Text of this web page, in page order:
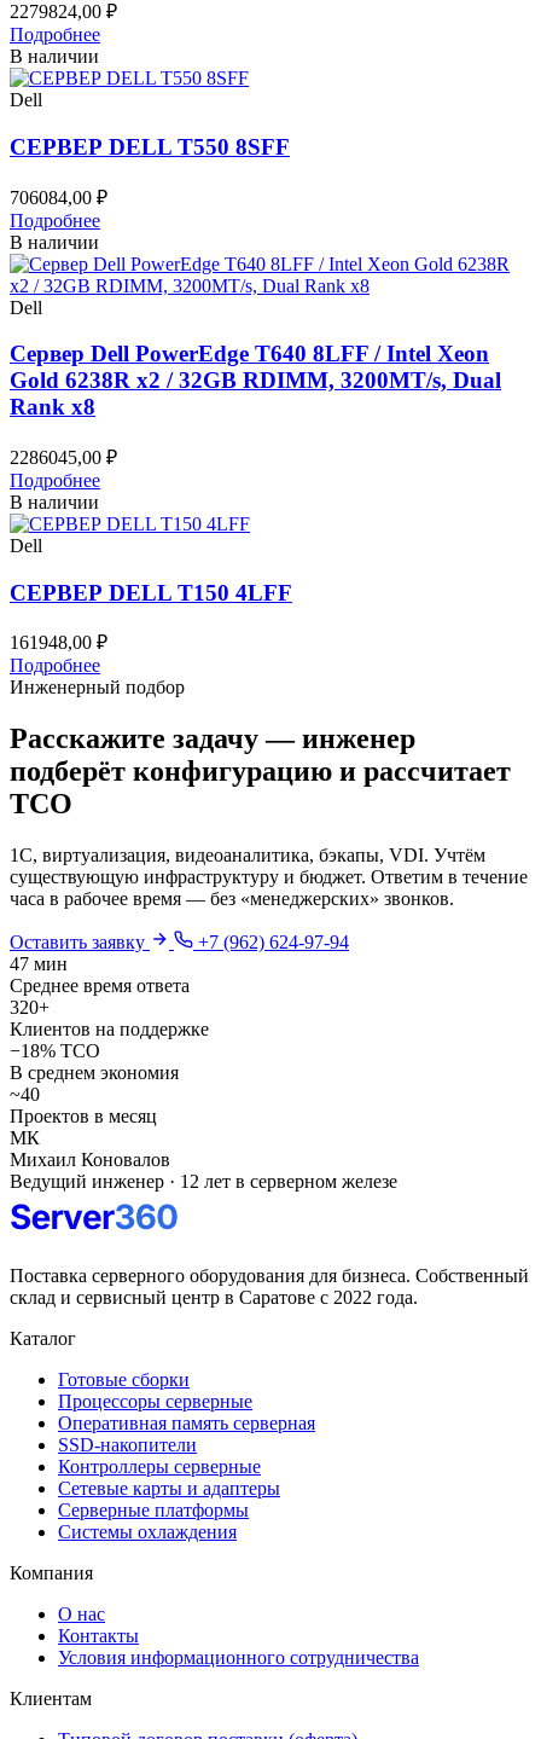
2279824,00 ₽
Подробнее
В наличии
Dell
СЕРВЕР DELL T550 8SFF
706084,00 ₽
Подробнее
В наличии
Dell
Сервер Dell PowerEdge T640 8LFF / Intel Xeon
Gold 6238R x2 / 32GB RDIMM, 3200MT/s, Dual
Rank x8
2286045,00 ₽
Подробнее
В наличии
Dell
СЕРВЕР DELL T150 4LFF
161948,00 ₽
Подробнее
Инженерный подбор
Расскажите задачу — инженер
подберёт конфигурацию и рассчитает
TCO
1С, виртуализация, видеоаналитика, бэкапы, VDI. Учтём
существующую инфраструктуру и бюджет. Ответим в течение
часа в рабочее время — без «менеджерских» звонков.
Оставить заявку
+7 (962) 624-97-94
47 мин
Среднее время ответа
320+
Клиентов на поддержке
−18% TCO
В среднем экономия
~40
Проектов в месяц
МК
Михаил Коновалов
Ведущий инженер · 12 лет в серверном железе
Поставка серверного оборудования для бизнеса. Собственный
склад и сервисный центр в Саратове с 2022 года.
Каталог
Готовые сборки
Процессоры серверные
Оперативная память серверная
SSD-накопители
Контроллеры серверные
Сетевые карты и адаптеры
Серверные платформы
Системы охлаждения
Компания
О нас
Контакты
Условия информационного сотрудничества
Клиентам